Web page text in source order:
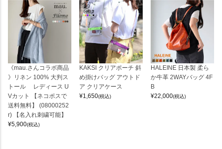
《mau.さんコラボ商品
》リネン 100% 大判ス
トール レディース U
Vカット 【ネコポスで
送料無料】 (08000252
r) 【名入れ刺繍可能】
¥5,900(税込)
KAKSI クリアポーチ 斜
め掛けバッグ アウトド
ア クリアケース
¥1,650(税込)
HALEINE 日本製 柔ら
か牛革 2WAYバッグ 4F
B
¥22,000(税込)